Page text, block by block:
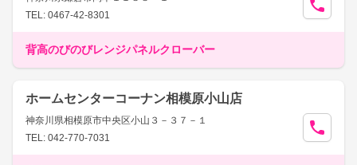
TEL: 0467-42-8301
背高のびのびレンジパネルクローバー
ホームセンターコーナン相模原小山店
神奈川県相模原市中央区小山３－３７－１
TEL: 042-770-7031